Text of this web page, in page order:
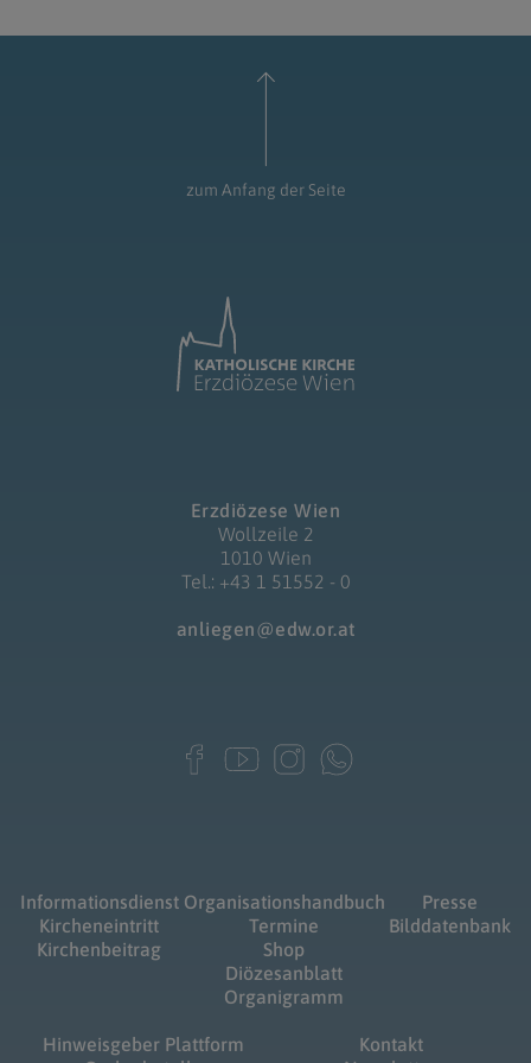
zum Anfang der Seite
Erzdiözese Wien
Wollzeile 2
1010 Wien
Tel.: +43 1 51552 - 0
anliegen@edw.or.at
Informationsdienst
Kircheneintritt
Kirchenbeitrag
Organisationshandbuch
Termine
Shop
Diözesanblatt
Organigramm
Presse
Bilddatenbank
Hinweisgeber Plattform
Kontakt